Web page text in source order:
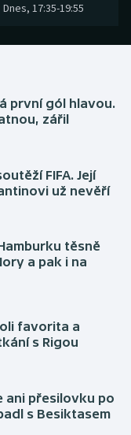
Dnes, 17:35-19:55
první gól hlavou.
zářil
FIFA. Její
už nevěří
těsně
a pak i na
favorita a
s Rigou
ani přesilovku po
s Besiktasem